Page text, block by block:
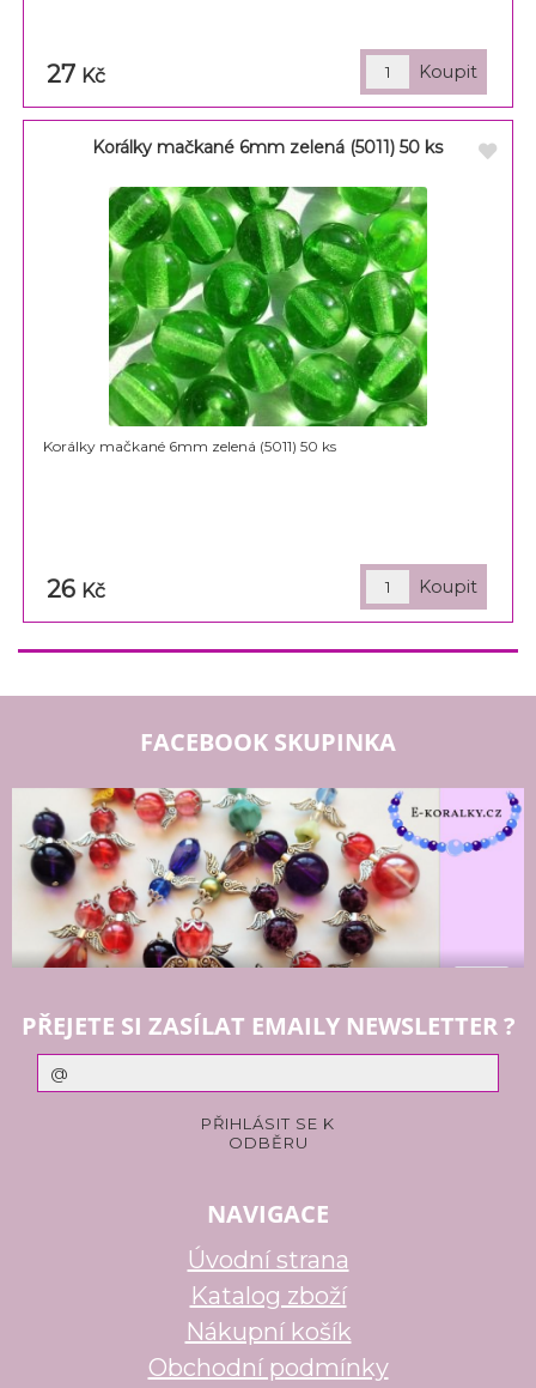
27 Kč
Korálky mačkané 6mm zelená (5011) 50 ks
Korálky mačkané 6mm zelená (5011) 50 ks
26 Kč
FACEBOOK SKUPINKA
PŘEJETE SI ZASÍLAT EMAILY NEWSLETTER ?
NAVIGACE
Úvodní strana
Katalog zboží
Nákupní košík
Obchodní podmínky